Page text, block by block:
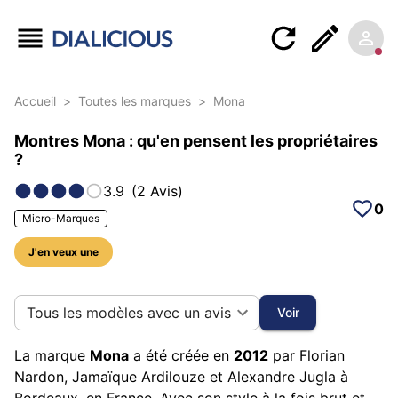
Accueil > Toutes les marques > Mona
Montres Mona : qu'en pensent les propriétaires
?
3.9 (2 Avis)
Micro-Marques
J'en veux une
0
10 photos sur cette marque
Tous les modèles avec un avis Voir
La marque Mona a été créée en 2012 par Florian
Nardon, Jamaïque Ardilouze et Alexandre Jugla à